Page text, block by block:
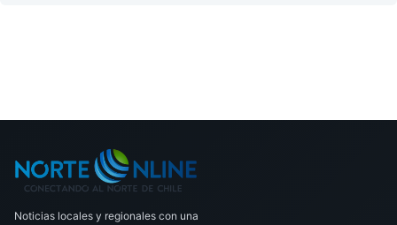
Noticias locales y regionales con una